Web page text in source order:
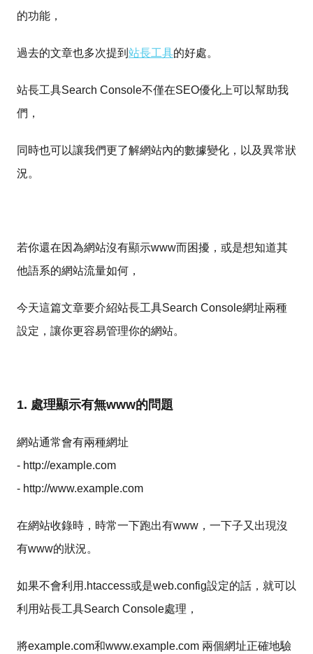
的功能，
過去的文章也多次提到 站長工具的好處。
站長工具Search Console不僅在SEO優化上可以幫助我
們，
同時也可以讓我們更了解網站內的數據變化，以及異常狀
況。
若你還在因為網站沒有顯示www而困擾，或是想知道其
他語系的網站流量如何，
今天這篇文章要介紹站長工具Search Console網址兩種
設定，讓你更容易管理你的網站。
1. 處理顯示有無www的問題
網站通常會有兩種網址
- http://example.com
- http://www.example.com
在網站收錄時，時常一下跑出有www，一下子又出現沒
有www的狀況。
如果不會利用.htaccess或是web.config設定的話，就可以
利用站長工具Search Console處理，
將example.com和www.example.com 兩個網址正確地驗